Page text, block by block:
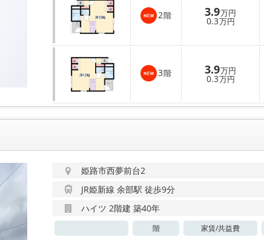
2階 3.9万円
0.3万円
3階 3.9万円
0.3万円
姫路市西夢前台2
JR姫新線 余部駅 徒歩9分
ハイツ 2階建 築40年
階 家賃/共益費